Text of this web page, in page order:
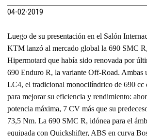
04-02-2019
Luego de su presentación en el Salón
KTM lanzó al mercado global la 690 SMC
Hipermotard que había sido renovada por
690 Enduro R, la variante Off-Road. Ambas
LC4, el tradicional monocilíndrico de 690 cc
para mejorar su eficiencia y rendimiento:
potencia máxima, 7 CV más que su
73,5 Nm. La 690 SMC R, idónea para el
equipada con Quickshifter, ABS en curva